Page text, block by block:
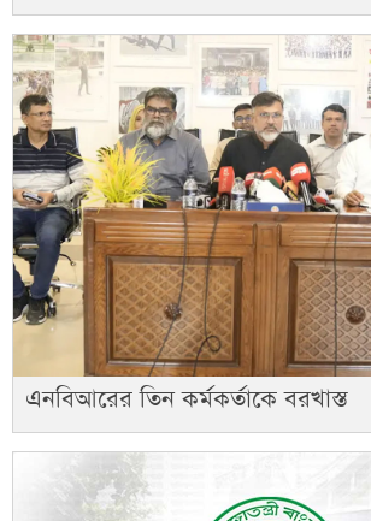
এনবিআরের তিন কর্মকর্তাকে বরখাস্ত